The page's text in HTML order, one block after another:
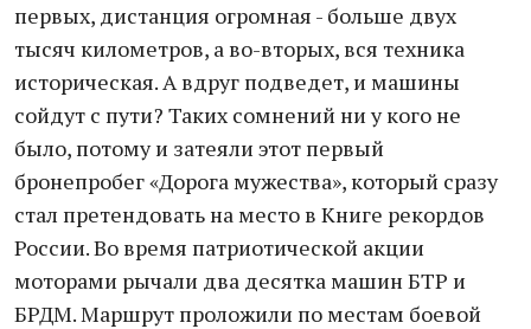
первых, дистанция огромная - больше двух
тысяч километров, а во-вторых, вся техника
историческая. А вдруг подведет, и машины
сойдут с пути? Таких сомнений ни у кого не
было, потому и затеяли этот первый
бронепробег «Дорога мужества», который сразу
стал претендовать на место в Книге рекордов
России. Во время патриотической акции
моторами рычали два десятка машин БТР и
БРДМ. Маршрут проложили по местам боевой